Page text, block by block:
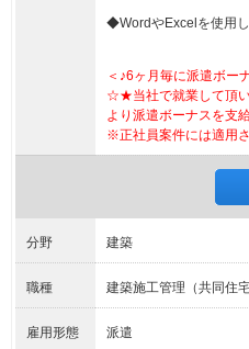
◆WordやExcelを使用
＜♪6ヶ月毎に派遣ボー
☆★当社で就業して頂い
より派遣ボーナスを
※正社員案件には適用さ
分野 建築
職種 建築施工管理（共同住宅
雇用形態 派遣